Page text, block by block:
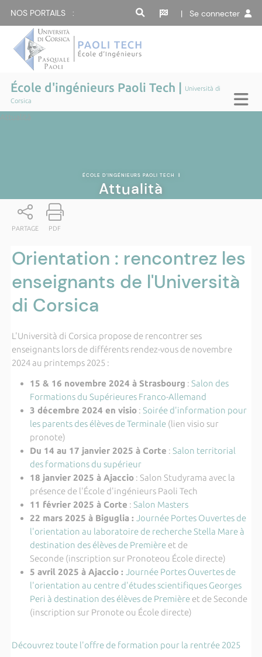
NOS PORTAILS : | Se connecter
École d'ingénieurs Paoli Tech |
Università di
Corsica
Attualità
ÉCOLE D'INGÉNIEURS PAOLI TECH |
Attualità
PARTAGE PDF
Orientation : rencontrez les
enseignants de l'Università
di Corsica
L'Università di Corsica propose de rencontrer ses
enseignants lors de différents rendez-vous de novembre
2024 au printemps 2025 :
15 & 16 novembre 2024 à Strasbourg : Salon des
Formations du Supérieures Franco-Allemand
3 décembre 2024 en visio: Soirée d'information pour
les parents des élèves de Terminale(lien visio sur
pronote)
Du 14 au 17 janvier 2025 à Corte : Salon territorial
des formations du supérieur
18 janvier 2025 à Ajaccio: Salon Studyrama avec la
présence de l'École d'ingénieurs Paoli Tech
11 février 2025 à Corte : Salon Masters
22 mars 2025 à Biguglia : Journée Portes Ouvertes de
l'orientation au laboratoire de recherche Stella Mare à
destination des élèves de Premièreet de
Seconde (inscription sur Pronoteou École directe)
5 avril 2025 à Ajaccio : Journée Portes Ouvertes de
l'orientation au centre d'études scientifiques Georges
Peri à destination des élèves de Première et de Seconde
(inscription sur Pronote ou École directe)
Découvrez toute l'offre de formation pour la rentrée 2025